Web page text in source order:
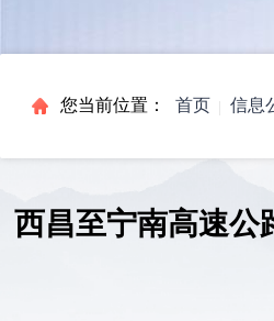
您当前位置： 首页 信息
西昌至宁南高速公